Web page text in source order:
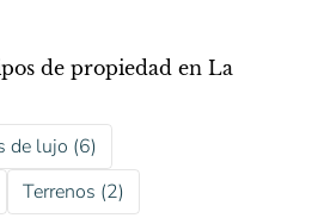
de propiedad en La
de lujo (6)
Terrenos (2)